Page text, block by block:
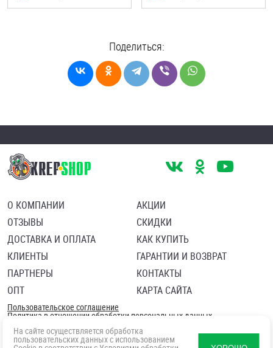
Поделиться:
О КОМПАНИИ
ОТЗЫВЫ
ДОСТАВКА И ОПЛАТА
КЛИЕНТЫ
ПАРТНЕРЫ
ОПТ
АКЦИИ
СКИДКИ
КАК КУПИТЬ
ГАРАНТИИ И ВОЗВРАТ
КОНТАКТЫ
КАРТА САЙТА
Пользовательское соглашение
Политика в отношении обработки персональных данных
На сайте осуществляется обработка
пользовательских данных с использованием